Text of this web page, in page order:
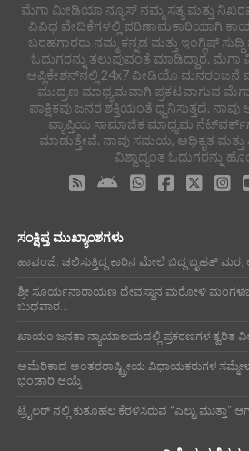
ಮೆಗಾ ಮೀಡಿಯಾ ನ್ಯೂಸ್ ನಮ್ಮ ಸತ್ಯ ಮತ್ತು
ವಿವಿಧ ವೇದಿಕೆಗಳಲ್ಲಿ ಪರಿಣಾಮಕಾರಿಯಾಗಿ
ಬರಹಗಾರರು ನಮ್ಮ ಕನ್ನಡ ಮತ್ತು ಇಂಗ್ಲಿಷ್ ಸುದ್ದಿ
ಓದುಗರನ್ನು ತಲುಪುವಂತೆ ಮಾಡಿದ್ದಾರೆ.
ಅಪ್ಲಿಕೇಶನ್‌ನಲ್ಲಿ 24x7 ವೀಡಿಯೊ ಮನರಂಜನೆ
ಮುದ್ರಣ ಮಾಧ್ಯಮವಾಗಿ ಪ್ರಕಟವಾಗುವ
ಪಾಕ್ಷಿಕವು ಜನರ ಶಕ್ತಿಯಂತೆ ಧ್ವನಿಸುತ್ತದೆ. ನಾವು
ವ್ಯಾಪ್ತಿಯ ಸಾಮಾಜಿಕ ಮಾಧ್ಯಮ
ಮಾಡುತ್ತೇವೆ. ನಾವು ಸಮಯ, ಅಧಿಕೃತ ಮತ್ತು
ವಿಶ್ವಾದ್ಯಂತ ಓದುಗರನ್ನು
ಸಂಕ್ಷಿಪ್ತ ಮುಖ್ಯಾಂಶಗಳು
ಹಾವಂಜೆ: ಚಲಿಸುತ್ತಿದ್ದ ಕಾರಿನ ಮೇಲೆ ಬಿದ್ದ ಬೃಹತ್ ಮರ;
ಶ್ರೀ ಸೂರ್ಯನಾರಾಯಣ ದೇವಸ್ಥಾನ ಮರೋಳಿ
ಬುಧವಾರ...
ಖಾಯಂ ಜನತಾ ನ್ಯಾಯಾಲಯದಲ್ಲಿ ಪ್ರಕರಣಗಳ ತ್ವರಿತ
ಅಮೆರಿಕಾದ ಅಂತರರಾಷ್ಟ್ರೀಯ ವಿಧಾಯಕರುಗಳ
ಭಂಡಾರಿ ಆಯ್ಕೆ
ಟ್ರೈಲರ್ ನಲ್ಲಿ ಕುತೂಹಲ ಕೆರಳಿಸಿರುವ “ಎಲ್ಟು ಮುತ್ತಾ” ಆಗಸ್ಟ್